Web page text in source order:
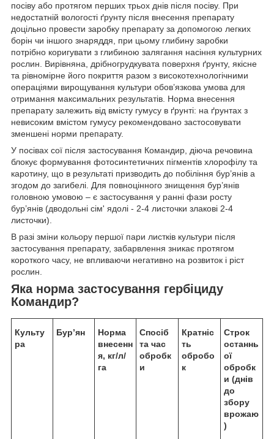
посіву або протягом перших трьох днів після посіву. При
недостатній вологості ґрунту після внесення препарату
доцільно провести заробку препарату за допомогою легких
борін чи іншого знаряддя, при цьому глибину заробки
потрібно коригувати з глибиною залягання насіння культурних
рослин. Вирівняна, дрібногрудкувата поверхня ґрунту, якісне
та рівномірне його покриття разом з високотехнологічними
операціями вирощування культури обов’язкова умова для
отримання максимальних результатів. Норма внесення
препарату залежить від вмісту гумусу в ґрунті: на ґрунтах з
невисоким вмістом гумусу рекомендовано застосовувати
зменшені норми препарату.
У посівах сої після застосування Командир, діюча речовина
блокує формування фотосинтетичних пігментів хлорофілу та
каротину, що в результаті призводить до побіління бур’янів а
згодом до загибелі. Для повноцінного знищення бур’янів
головною умовою – є застосування у ранні фази росту
бур’янів (дводольні сім' ядолі - 2-4 листочки злакові 2-4
листочки).
В разі зміни кольору першої пари листків культури після
застосування препарату, забарвлення зникає протягом
короткого часу, не впливаючи негативно на розвиток і ріст
рослин.
Яка норма застосування гербіциду
Командир?
Культу
ра
Бур’ян
Норма
внесенн
я, кг/л/
га
Спосіб
та час
обробк
и
Кратніс
ть
обробо
к
Строк
останнь
ої
обробк
и (днів
до
збору
врожаю
)